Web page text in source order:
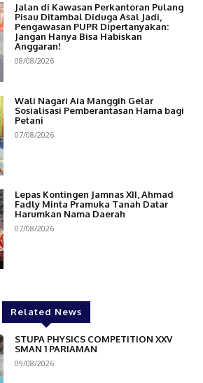
Jalan di Kawasan Perkantoran Pulang
Pisau Ditambal Diduga Asal Jadi,
Pengawasan PUPR Dipertanyakan:
Jangan Hanya Bisa Habiskan
Anggaran!
08/08/2026
Wali Nagari Aia Manggih Gelar
Sosialisasi Pemberantasan Hama bagi
Petani
07/08/2026
Lepas Kontingen Jamnas XII, Ahmad
Fadly Minta Pramuka Tanah Datar
Harumkan Nama Daerah
07/08/2026
Related News
STUPA PHYSICS COMPETITION XXV
SMAN 1 PARIAMAN
09/08/2026